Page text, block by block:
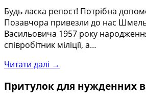
Будь ласка репост! Потрібна
Позавчора привезли до нас
Васильовича 1957 року
співробітник міліції, а…
Читати далі →
Притулок для нужденних в